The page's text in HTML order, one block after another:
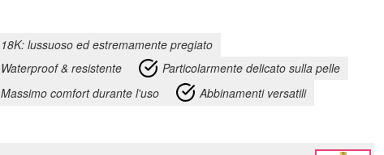
18K: lussuoso ed estremamente pregiato
Waterproof & resistente
Particolarmente delicato sulla pelle
Massimo comfort durante l'uso
Abbinamenti versatili